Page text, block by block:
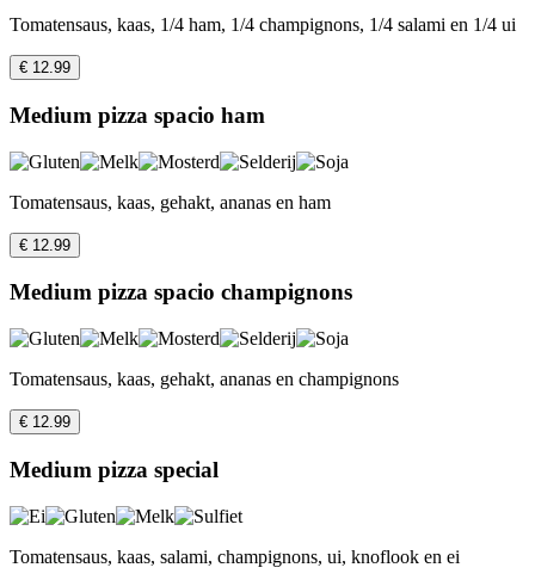
Tomatensaus, kaas, 1/4 ham, 1/4 champignons, 1/4 salami en 1/4 ui
€ 12.99
Medium pizza spacio ham
Tomatensaus, kaas, gehakt, ananas en ham
€ 12.99
Medium pizza spacio champignons
Tomatensaus, kaas, gehakt, ananas en champignons
€ 12.99
Medium pizza special
Tomatensaus, kaas, salami, champignons, ui, knoflook en ei